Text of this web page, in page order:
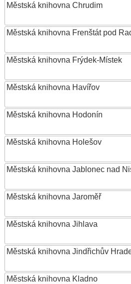
Městská knihovna Chrudim
Městská knihovna Frenštát pod
Městská knihovna Frýdek-Místek
Městská knihovna Havířov
Městská knihovna Hodonín
Městská knihovna Holešov
Městská knihovna Jablonec nad
Městská knihovna Jaroměř
Městská knihovna Jihlava
Městská knihovna Jindřichův
Městská knihovna Kladno